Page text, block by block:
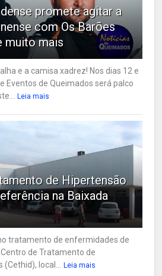
promete agitar a
com Os Barões
muito mais
e a camisa xadrez! Nos dias 12 e
Eventos de Queimados será palco
Leia mais
de Hipertensão
na Baixada
tratamento de enfermidades de
de Tratamento de
(Cethid), local... Leia mais